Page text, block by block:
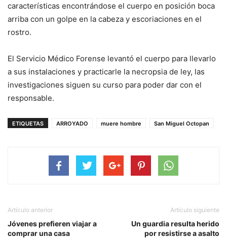
características encontrándose el cuerpo en posición boca
arriba con un golpe en la cabeza y escoriaciones en el
rostro.
El Servicio Médico Forense levantó el cuerpo para llevarlo
a sus instalaciones y practicarle la necropsia de ley, las
investigaciones siguen su curso para poder dar con el
responsable.
ETIQUETAS ARROYADO muere hombre San Miguel Octopan
Artículo anterior
Jóvenes prefieren viajar a
comprar una casa
Artículo siguiente
Un guardia resulta herido
por resistirse a asalto